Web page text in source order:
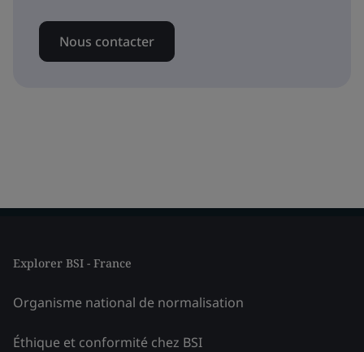
Nous contacter
Explorer BSI - France
Organisme national de normalisation
Éthique et conformité chez BSI